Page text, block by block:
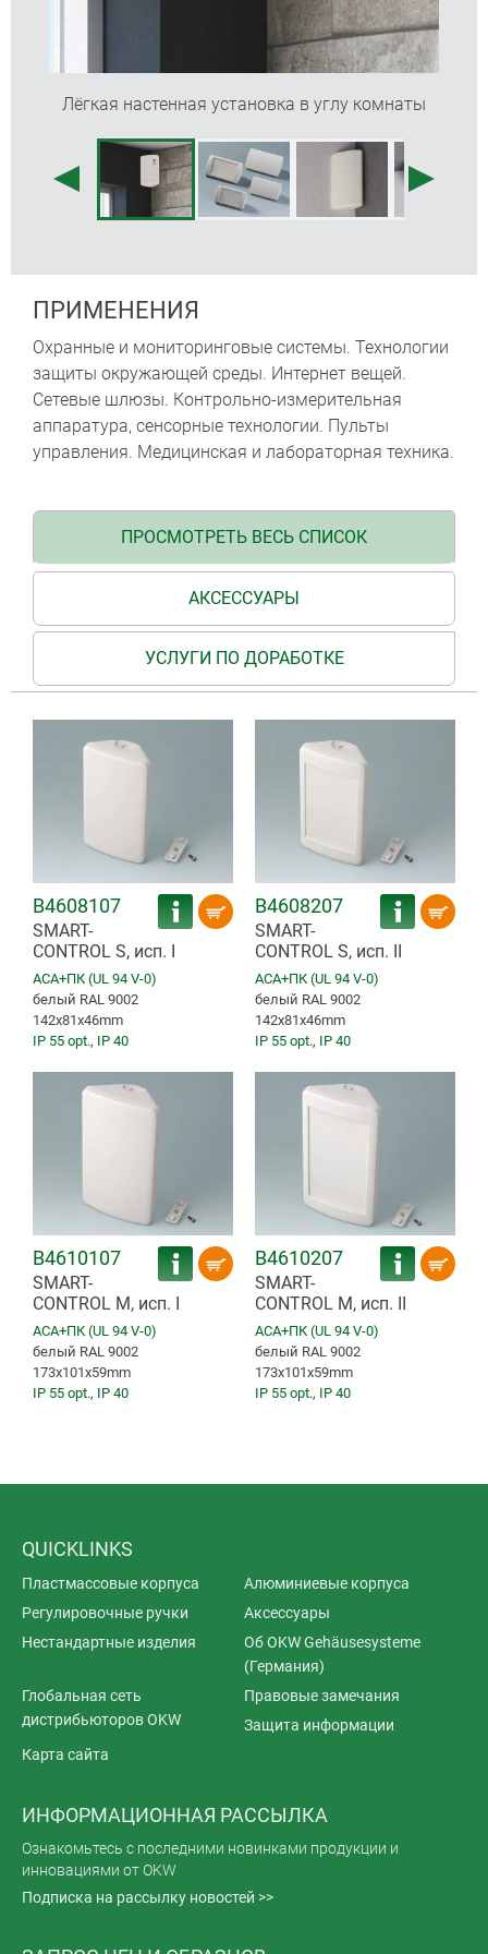
Лёгкая настенная установка в углу комнаты
ПРИМЕНЕНИЯ
Охранные и мониторинговые системы. Технологии
защиты окружающей среды. Интернет вещей.
Сетевые шлюзы. Контрольно-измерительная
аппаратура, сенсорные технологии. Пульты
управления. Медицинская и лабораторная техника.
ПРОСМОТРЕТЬ ВЕСЬ СПИСОК
АКСЕССУАРЫ
УСЛУГИ ПО ДОРАБОТКЕ
B4608107
SMART-
CONTROL S, исп. I
ACA+ПК (UL 94 V-0)
белый RAL 9002
142x81x46mm
IP 55 opt., IP 40
B4608207
SMART-
CONTROL S, исп. II
ACA+ПК (UL 94 V-0)
белый RAL 9002
142x81x46mm
IP 55 opt., IP 40
B4610107
SMART-
CONTROL M, исп. I
ACA+ПК (UL 94 V-0)
белый RAL 9002
173x101x59mm
IP 55 opt., IP 40
B4610207
SMART-
CONTROL M, исп. II
ACA+ПК (UL 94 V-0)
белый RAL 9002
173x101x59mm
IP 55 opt., IP 40
QUICKLINKS
Пластмассовые корпуса
Алюминиевые корпуса
Регулировочные ручки
Аксессуары
Нестандартные изделия
Об OKW Gehäusesysteme
(Германия)
Глобальная сеть
дистрибьюторов OKW
Правовые замечания
Защита информации
Карта сайта
ИНФОРМАЦИОННАЯ РАССЫЛКА
Ознакомьтесь с последними новинками продукции и
инновациями от OKW
Подписка на рассылку новостей >>